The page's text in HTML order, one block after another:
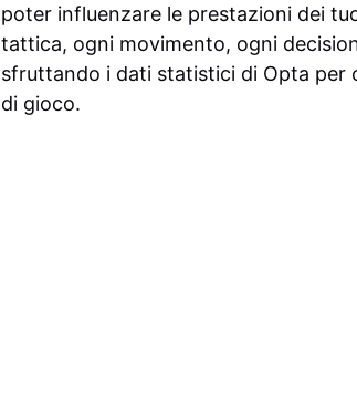
poter influenzare le prestazioni dei
tattica, ogni movimento, ogni
sfruttando i dati statistici di Opta per
di gioco.